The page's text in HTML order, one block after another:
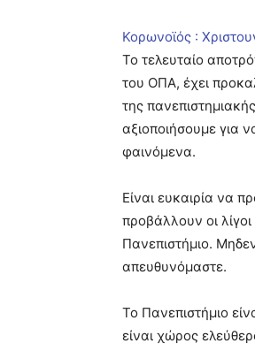
Κορωνοϊός :
Το τελευταίο
του ΟΠΑ, έχει
της
αξιοποιήσουμε για
φαινόμενα.
Είναι ευκαιρία να
προβάλλουν οι
Πανεπιστήμιο.
απευθυνόμαστε.
Το Πανεπιστήμιο
είναι χώρος